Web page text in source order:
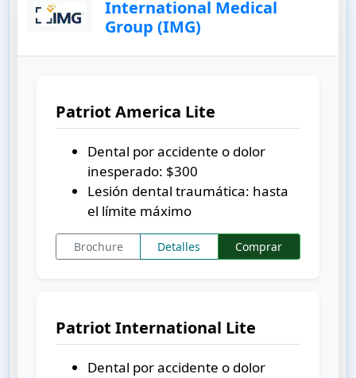
International Medical
Group (IMG)
Patriot America Lite
Dental por accidente o dolor
inesperado: $300
Lesión dental traumática: hasta
el límite máximo
Brochure Detalles Comprar
Patriot International Lite
Dental por accidente o dolor